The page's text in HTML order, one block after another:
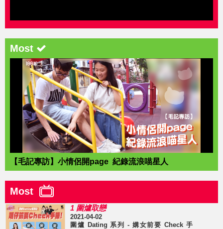
Most
【毛記專訪】小情侶開page 紀錄流浪喵星人
Most
1 圍爐取戀
2021-04-02
圍爐 Dating 系列 - 媾女前要 Check 手